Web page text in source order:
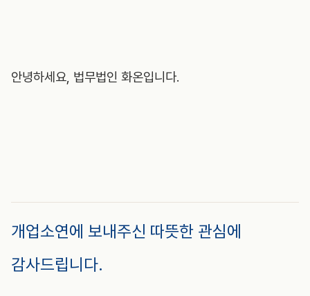
안녕하세요, 법무법인 화온입니다.
개업소연에 보내주신 따뜻한 관심에
감사드립니다.